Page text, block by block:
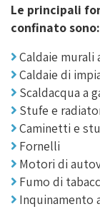
Le principali
confinato sono:
Caldaie murali
Caldaie di
Scaldacqua a
Stufe e
Caminetti e
Fornelli
Motori di
Fumo di
Inquinamento